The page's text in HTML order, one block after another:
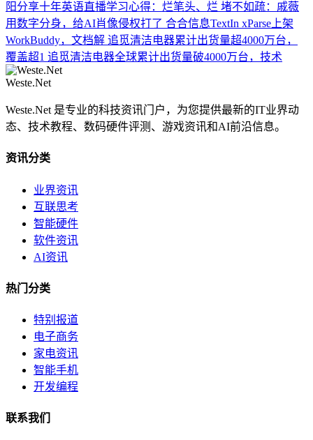
阳分享十年英语直播学习心得：烂笔头、烂 堵不如疏：戚薇
用数字分身，给AI肖像侵权打了 合合信息TextIn xParse上架
WorkBuddy，文档解 追觅清洁电器累计出货量超4000万台，
覆盖超1 追觅清洁电器全球累计出货量破4000万台，技术
Weste.Net
Weste.Net 是专业的科技资讯门户，为您提供最新的IT业界动
态、技术教程、数码硬件评测、游戏资讯和AI前沿信息。
资讯分类
业界资讯
互联思考
智能硬件
软件资讯
AI资讯
热门分类
特别报道
电子商务
家电资讯
智能手机
开发编程
联系我们